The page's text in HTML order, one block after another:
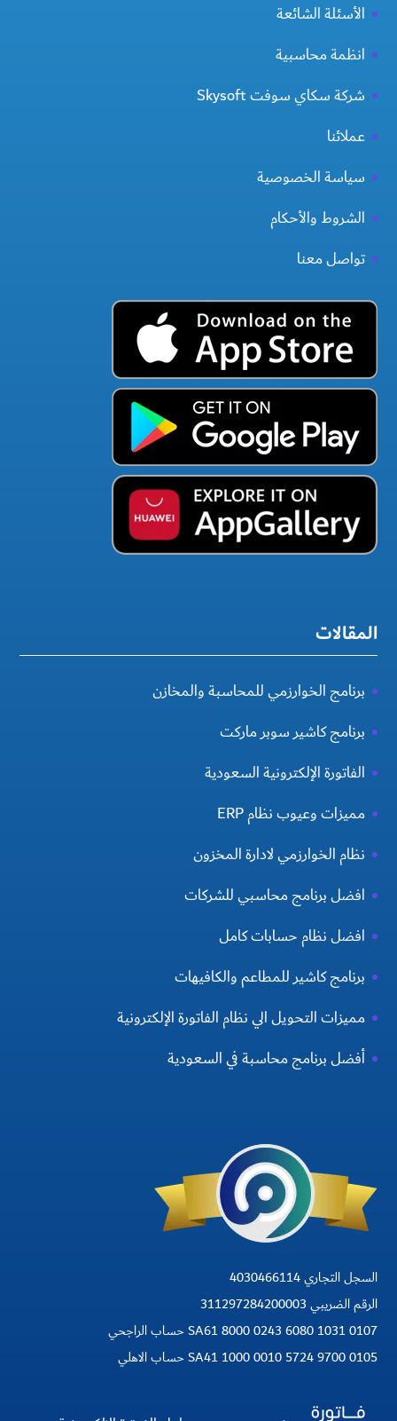
الأسئلة الشائعة
انظمة محاسبية
شركة سكاي سوفت Skysoft
عملائنا
سياسة الخصوصية
الشروط والأحكام
تواصل معنا
المقالات
برنامج الخوارزمي للمحاسبة والمخازن
برنامج كاشير سوبر ماركت
الفاتورة الإلكترونية السعودية
مميزات وعيوب نظام ERP
نظام الخوارزمي لادارة المخزون
افضل برنامج محاسبي للشركات
افضل نظام حسابات كامل
برنامج كاشير للمطاعم والكافيهات
مميزات التحويل الي نظام الفاتورة الإلكترونية
أفضل برنامج محاسبة في السعودية
السجل التجاري 4030466114
الرقم الضريبي 311297284200003
SA61 8000 0243 6080 1031 0107 حساب الراجحي
SA41 1000 0010 5724 9700 0105 حساب الاهلي